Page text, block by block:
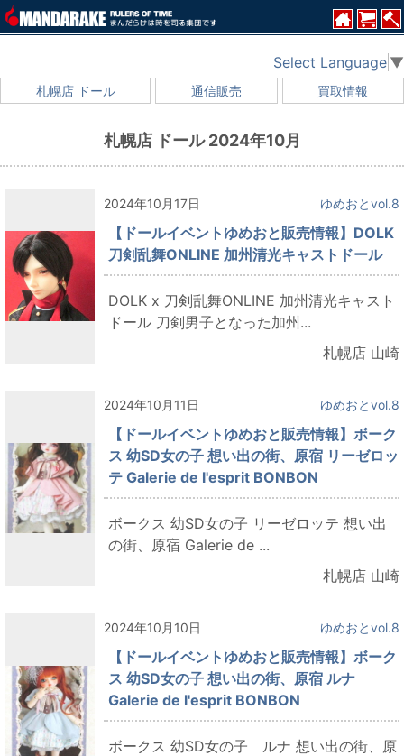
札幌店 ドール 通信販売 買取情報
Select Language ▼
札幌店 ドール 2024年10月
2024年10月17日 ゆめおとvol.8
【ドールイベントゆめおと販売情報】DOLK
刀剣乱舞ONLINE 加州清光キャストドール
DOLK x 刀剣乱舞ONLINE 加州清光キャスト
ドール 刀剣男子となった加州...
札幌店 山崎
2024年10月11日 ゆめおとvol.8
【ドールイベントゆめおと販売情報】ボーク
ス 幼SD女の子 想い出の街、原宿 リーゼロッ
テ Galerie de l'esprit BONBON
ボークス 幼SD女の子 リーゼロッテ 想い出
の街、原宿 Galerie de ...
札幌店 山崎
2024年10月10日 ゆめおとvol.8
【ドールイベントゆめおと販売情報】ボーク
ス 幼SD女の子 想い出の街、原宿 ルナ
Galerie de l'esprit BONBON
ボークス 幼SD女の子 ルナ 想い出の街、原